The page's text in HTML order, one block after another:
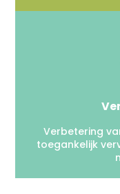
Verbetering
toegankelijk